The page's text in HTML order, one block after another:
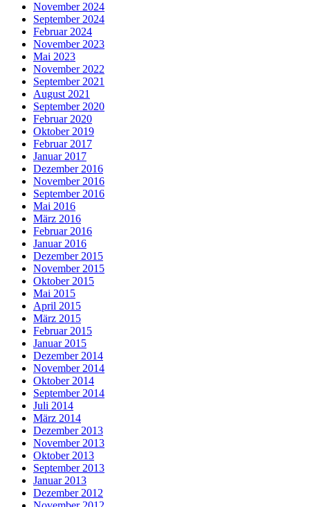
November 2024
September 2024
Februar 2024
November 2023
Mai 2023
November 2022
September 2021
August 2021
September 2020
Februar 2020
Oktober 2019
Februar 2017
Januar 2017
Dezember 2016
November 2016
September 2016
Mai 2016
März 2016
Februar 2016
Januar 2016
Dezember 2015
November 2015
Oktober 2015
Mai 2015
April 2015
März 2015
Februar 2015
Januar 2015
Dezember 2014
November 2014
Oktober 2014
September 2014
Juli 2014
März 2014
Dezember 2013
November 2013
Oktober 2013
September 2013
Januar 2013
Dezember 2012